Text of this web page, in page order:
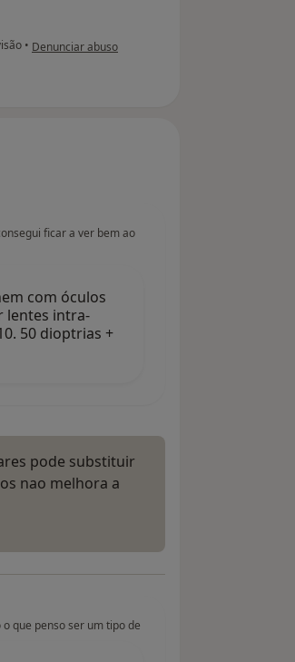
• na opinião do utilizador Maria Neiva
Denunciar abuso
ficar a ver bem ao
com óculos
lentes intra-
50 dioptrias +
pode substituir
nao melhora a
que penso ser um tipo de